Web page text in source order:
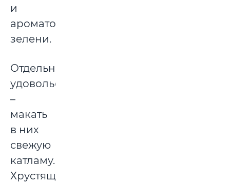
и
ароматом
зелени.
Отдельное
удовольствие
–
макать
в них
свежую
катламу.
Хрустящая